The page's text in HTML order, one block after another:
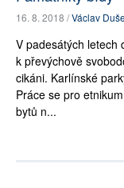
16. 8. 2018 /Václav
V padesátých letech
k převýchově
cikáni. Karlínské
Práce se pro
bytů n...